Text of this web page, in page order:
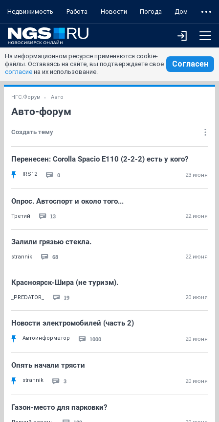
Недвижимость Работа Новости Погода Дом
На информационном ресурсе применяются cookie-
файлы. Оставаясь на сайте, вы подтверждаете свое
согласие на их использование.
Согласен
НГС.Форум Авто
Авто-форум
Создать тему
Перенесен: Corolla Spacio E110 (2-2-2) есть у кого?
IRS12 0 23 июня
Опрос. Автоспорт и около того...
Третий 13 22 июня
Залили грязью стекла.
strannik 68 22 июня
Красноярск-Шира (не туризм).
_PREDATOR_ 19 20 июня
Новости электромобилей (часть 2)
Автоинформатор 1000 20 июня
Опять начали трясти
strannik 3 20 июня
Газон-место для парковки?